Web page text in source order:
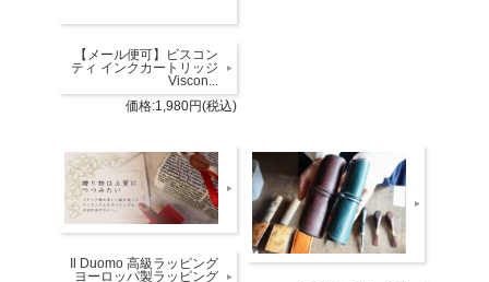
【メール便可】ビスコン
ティ インクカートリッジ
Viscon...
価格:1,980円(税込)
Il Duomo 高級ラッピング
ヨーロッパ製ラッピング